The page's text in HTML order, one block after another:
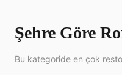
Şehre Göre
Bu kategoride en çok